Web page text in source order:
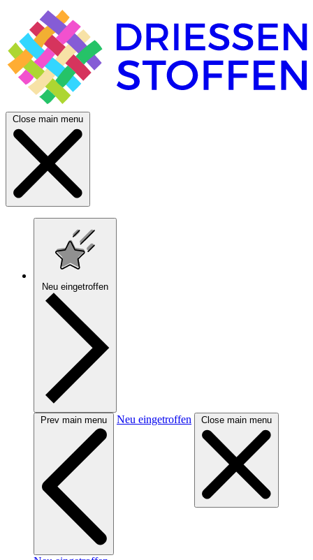
Close main menu
Neu eingetroffen
Prev main menu Neu eingetroffen Close main menu